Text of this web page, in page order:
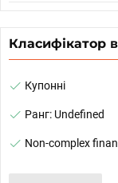
Класифікатор
Купонні
Ранг: Undefined
Non-complex